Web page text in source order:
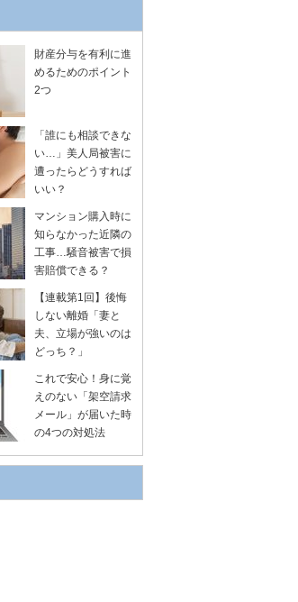
財産分与を有利に進
めるためのポイント
2つ
「誰にも相談できな
い…」美人局被害に
遭ったらどうすれば
いい？
マンション購入時に
知らなかった近隣の
工事…騒音被害で損
害賠償できる？
【連載第1回】後悔
しない離婚「妻と
夫、立場が強いのは
どっち？」
これで安心！身に覚
えのない「架空請求
メール」が届いた時
の4つの対処法